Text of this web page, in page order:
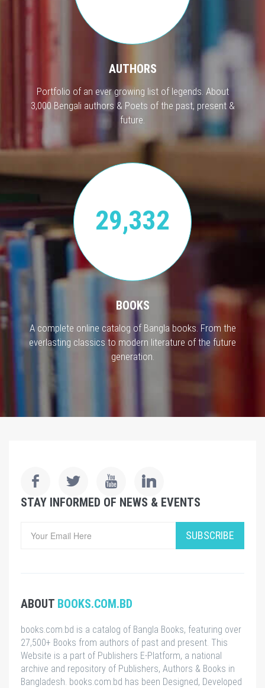
AUTHORS
Portfolio of an ever growing list of legends. About
3,000 Bengali authors & Poets of the past, present &
future.
29,332
BOOKS
A complete online catalog of Bangla books. From the
everlasting classics to modern literature of the future
generation.
STAY INFORMED OF NEWS & EVENTS
SUBSCRIBE
ABOUT BOOKS.COM.BD
books.com.bd is a catalog of Bangla Books, featuring over
27,500+ Books from authors of past and present. This
Website is a part of Publishers E-Platform, a national
archive and repository of Publishers, Authors & Books in
Bangladesh. books.com.bd has been Designed, Developed